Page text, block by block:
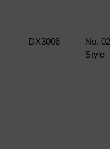
DX3006
No.
Style